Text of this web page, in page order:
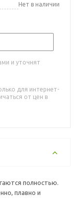
Нет в наличии
и уточнят
для интернет-
от цен в
полностью.
плавно и